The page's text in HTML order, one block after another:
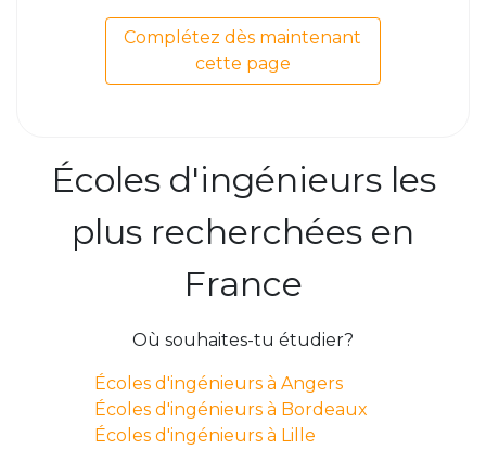
Complétez dès maintenant
cette page
Écoles d'ingénieurs les
plus recherchées en
France
Où souhaites-tu étudier?
Écoles d'ingénieurs à Angers
Écoles d'ingénieurs à Bordeaux
Écoles d'ingénieurs à Lille